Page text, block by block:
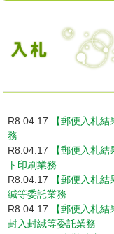
R8.04.17
【郵便入札
務
R8.04.17
【郵便入札
ト印刷業務
R8.04.17
【郵便入札
緘等委託業務
R8.04.17
【郵便入札
封入封緘等委託業務